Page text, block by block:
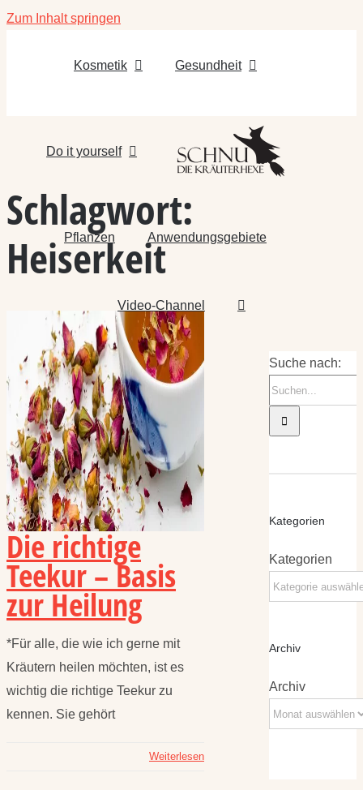
Zum Inhalt springen
Kosmetik Gesundheit
Do it yourself
Pflanzen Anwendungsgebiete
Video-Channel
Schlagwort:
Heiserkeit
Die richtige
Teekur – Basis
zur Heilung
*Für alle, die wie ich gerne mit
Kräutern heilen möchten, ist es
wichtig die richtige Teekur zu
kennen. Sie gehört
Weiterlesen
Suche nach:
Kategorien
Kategorien
Archiv
Archiv